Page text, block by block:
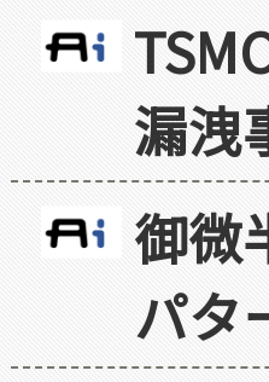
漏洩
御微
パタ